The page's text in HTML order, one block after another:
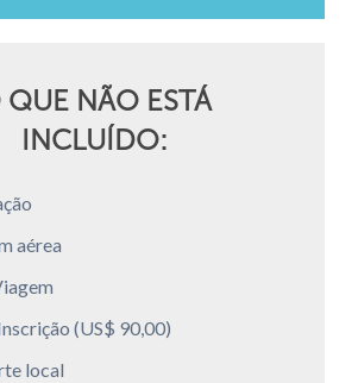
QUE NÃO ESTÁ
INCLUÍDO:
aérea
(US$ 90,00)
local